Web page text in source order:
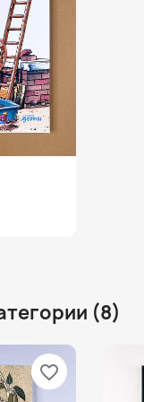
(8)
favorite_border